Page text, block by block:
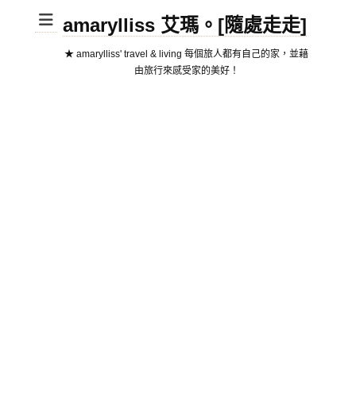
amarylliss 艾瑪。[隨處走走]
★ amarylliss' travel & living 每個旅人都有自己的家，並藉
由旅行來感受家的美好！